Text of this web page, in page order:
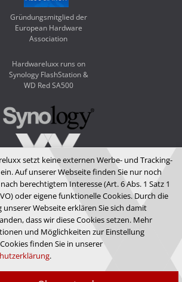
setzt keine externen Werbe- und Tracking-
Auf unserer Webseite finden Sie nur noch
berechtigtem Interesse (Art. 6 Abs. 1 Satz 1
oder eigene funktionelle Cookies. Durch die
unserer Webseite erklären Sie sich damit
dass wir diese Cookies setzen. Mehr
und Möglichkeiten zur Einstellung
finden Sie in unserer
.
Gründungsmitglied der
European Hardware
Association
Hardwareluxx runs on
Synology FlashStation &
WD Red SA500
Hardwareluxx Media GmbH
2026 Hardwareluxx Media GmbH